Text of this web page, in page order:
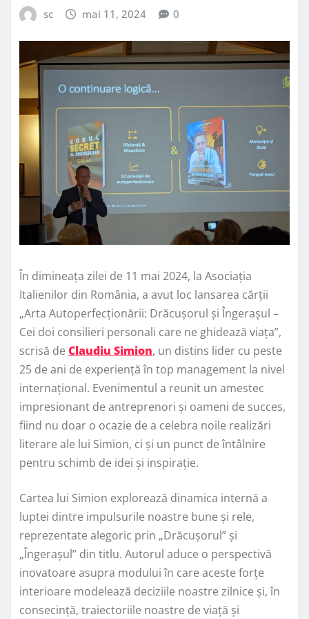
sc mai 11, 2024 0
În dimineața zilei de 11 mai 2024, la Asociația
Italienilor din România, a avut loc lansarea cărții
„Arta Autoperfecționării: Drăcușorul și Îngerașul –
Cei doi consilieri personali care ne ghidează viața”,
scrisă de Claudiu Simion, un distins lider cu peste
25 de ani de experiență în top management la nivel
internațional. Evenimentul a reunit un amestec
impresionant de antreprenori și oameni de succes,
fiind nu doar o ocazie de a celebra noile realizări
literare ale lui Simion, ci și un punct de întâlnire
pentru schimb de idei și inspirație.
Cartea lui Simion explorează dinamica internă a
luptei dintre impulsurile noastre bune și rele,
reprezentate alegoric prin „Drăcușorul” și
„Îngerașul” din titlu. Autorul aduce o perspectivă
inovatoare asupra modului în care aceste forțe
interioare modelează deciziile noastre zilnice și, în
consecință, traiectoriile noastre de viață și